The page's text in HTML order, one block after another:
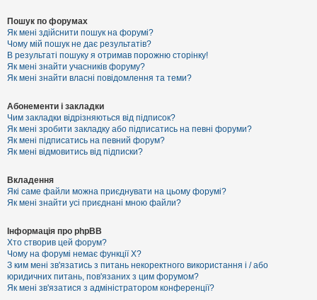
Пошук по форумах
Як мені здійснити пошук на форумі?
Чому мій пошук не дає результатів?
В результаті пошуку я отримав порожню сторінку!
Як мені знайти учасників форуму?
Як мені знайти власні повідомлення та теми?
Абонементи і закладки
Чим закладки відрізняються від підписок?
Як мені зробити закладку або підписатись на певні форуми?
Як мені підписатись на певний форум?
Як мені відмовитись від підписки?
Вкладення
Які саме файли можна приєднувати на цьому форумі?
Як мені знайти усі приєднані мною файли?
Інформація про phpBB
Хто створив цей форум?
Чому на форумі немає функції X?
З ким мені зв'язатись з питань некоректного використання і / або
юридичних питань, пов'язаних з цим форумом?
Як мені зв'язатися з адміністратором конференції?